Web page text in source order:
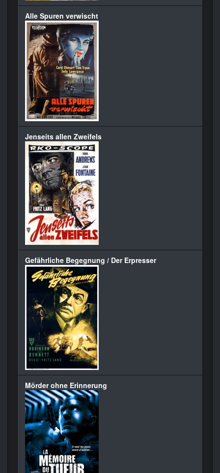
Alle Spuren verwischt
Jenseits allen Zweifels
Gefährliche Begegnung / Der Erpresser
Mörder ohne Erinnerung